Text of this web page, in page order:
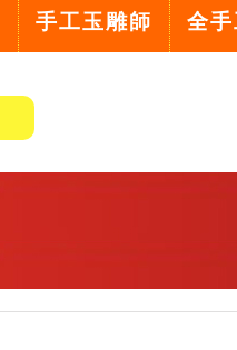
手工玉雕師 全